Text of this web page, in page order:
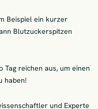
Beispiel ein kurzer
Blutzuckerspitzen
Tag reichen aus, um einen
haben!
und Experte